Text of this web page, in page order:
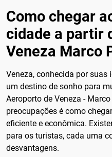
Como chegar
cidade a partir
Veneza Marco
Veneza, conhecida por
um destino de sonho para
Aeroporto de Veneza -
preocupações é como
eficiente e econômica.
para os turistas, cada uma
desvantagens.